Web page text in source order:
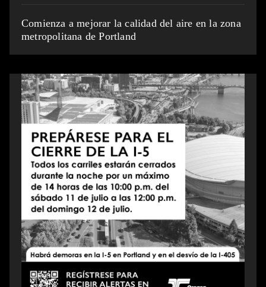
Comienza a mejorar la calidad del aire en la zona
metropolitana de Portland